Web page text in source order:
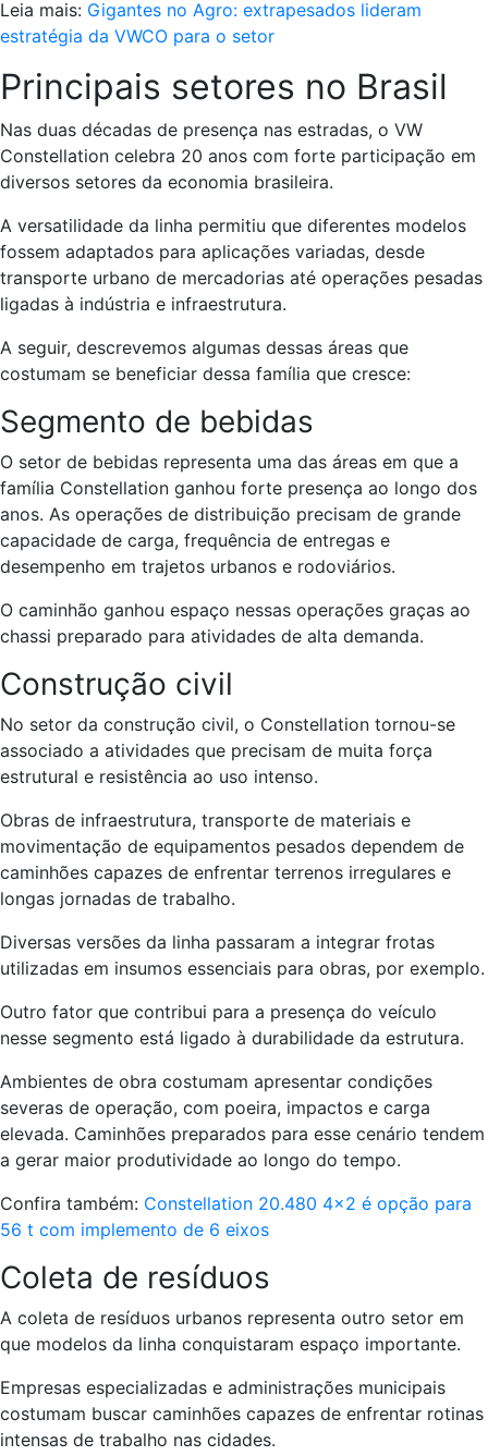
Leia mais: Gigantes no Agro: extrapesados lideram
estratégia da VWCO para o setor
Principais setores no Brasil
Nas duas décadas de presença nas estradas, o VW
Constellation celebra 20 anos com forte participação em
diversos setores da economia brasileira.
A versatilidade da linha permitiu que diferentes modelos
fossem adaptados para aplicações variadas, desde
transporte urbano de mercadorias até operações pesadas
ligadas à indústria e infraestrutura.
A seguir, descrevemos algumas dessas áreas que
costumam se beneficiar dessa família que cresce:
Segmento de bebidas
O setor de bebidas representa uma das áreas em que a
família Constellation ganhou forte presença ao longo dos
anos. As operações de distribuição precisam de grande
capacidade de carga, frequência de entregas e
desempenho em trajetos urbanos e rodoviários.
O caminhão ganhou espaço nessas operações graças ao
chassi preparado para atividades de alta demanda.
Construção civil
No setor da construção civil, o Constellation tornou-se
associado a atividades que precisam de muita força
estrutural e resistência ao uso intenso.
Obras de infraestrutura, transporte de materiais e
movimentação de equipamentos pesados dependem de
caminhões capazes de enfrentar terrenos irregulares e
longas jornadas de trabalho.
Diversas versões da linha passaram a integrar frotas
utilizadas em insumos essenciais para obras, por exemplo.
Outro fator que contribui para a presença do veículo
nesse segmento está ligado à durabilidade da estrutura.
Ambientes de obra costumam apresentar condições
severas de operação, com poeira, impactos e carga
elevada. Caminhões preparados para esse cenário tendem
a gerar maior produtividade ao longo do tempo.
Confira também: Constellation 20.480 4×2 é opção para
56 t com implemento de 6 eixos
Coleta de resíduos
A coleta de resíduos urbanos representa outro setor em
que modelos da linha conquistaram espaço importante.
Empresas especializadas e administrações municipais
costumam buscar caminhões capazes de enfrentar rotinas
intensas de trabalho nas cidades.